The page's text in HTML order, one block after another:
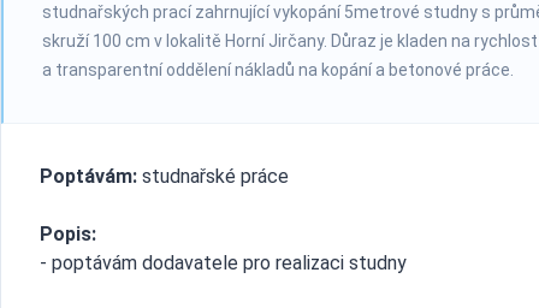
studnařských prací zahrnující vykopání 5metrové studny s
skruží 100 cm v lokalitě Horní Jirčany. Důraz je kladen na
a transparentní oddělení nákladů na kopání a betonové práce.
Poptávám: studnařské práce
Popis:
- poptávám dodavatele pro realizaci studny